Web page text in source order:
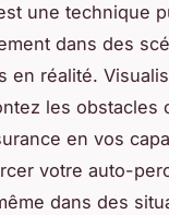
une technique
dans des
en réalité.
les obstacles
en vos
votre auto-
dans des